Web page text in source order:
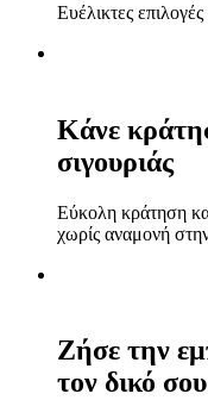
Ευέλικτες
Κάνε
σιγουριάς
Εύκολη κράτηση
χωρίς αναμονή
Ζήσε την
τον δικό